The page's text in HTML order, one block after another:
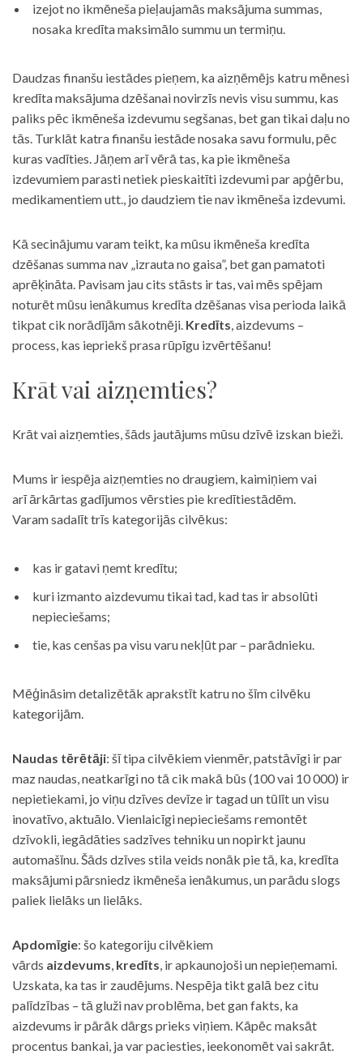
izejot no ikmēneša pieļaujamās maksājuma summas,
nosaka kredīta maksimālo summu un termiņu.
Daudzas finanšu iestādes pieņem, ka aizņēmējs katru mēnesi
kredīta maksājuma dzēšanai novirzīs nevis visu summu, kas
paliks pēc ikmēneša izdevumu segšanas, bet gan tikai daļu no
tās. Turklāt katra finanšu iestāde nosaka savu formulu, pēc
kuras vadīties. Jāņem arī vērā tas, ka pie ikmēneša
izdevumiem parasti netiek pieskaitīti izdevumi par apģērbu,
medikamentiem utt., jo daudziem tie nav ikmēneša izdevumi.
Kā secinājumu varam teikt, ka mūsu ikmēneša kredīta
dzēšanas summa nav „izrauta no gaisa”, bet gan pamatoti
aprēķināta. Pavisam jau cits stāsts ir tas, vai mēs spējam
noturēt mūsu ienākumus kredīta dzēšanas visa perioda laikā
tikpat cik norādījām sākotnēji. Kredīts, aizdevums –
process, kas iepriekš prasa rūpīgu izvērtēšanu!
Krāt vai aizņemties?
Krāt vai aizņemties, šāds jautājums mūsu dzīvē izskan bieži.
Mums ir iespēja aizņemties no draugiem, kaimiņiem vai
arī ārkārtas gadījumos vērsties pie kredītiestādēm.
Varam sadalīt trīs kategorijās cilvēkus:
kas ir gatavi ņemt kredītu;
kuri izmanto aizdevumu tikai tad, kad tas ir absolūti
nepieciešams;
tie, kas cenšas pa visu varu nekļūt par – parādnieku.
Mēģināsim detalizētāk aprakstīt katru no šīm cilvēku
kategorijām.
Naudas tērētāji: šī tipa cilvēkiem vienmēr, patstāvīgi ir par
maz naudas, neatkarīgi no tā cik makā būs (100 vai 10 000) ir
nepietiekami, jo viņu dzīves devīze ir tagad un tūlīt un visu
inovatīvo, aktuālo. Vienlaicīgi nepieciešams remontēt
dzīvokli, iegādāties sadzīves tehniku un nopirkt jaunu
automašīnu. Šāds dzīves stila veids nonāk pie tā, ka, kredīta
maksājumi pārsniedz ikmēneša ienākumus, un parādu slogs
paliek lielāks un lielāks.
Apdomīgie: šo kategoriju cilvēkiem
vārds aizdevums, kredīts, ir apkaunojoši un nepieņemami.
Uzskata, ka tas ir zaudējums. Nespēja tikt galā bez citu
palīdzības – tā gluži nav problēma, bet gan fakts, ka
aizdevums ir pārāk dārgs prieks viņiem. Kāpēc maksāt
procentus bankai, ja var paciesties, ieekonomēt vai sakrāt.